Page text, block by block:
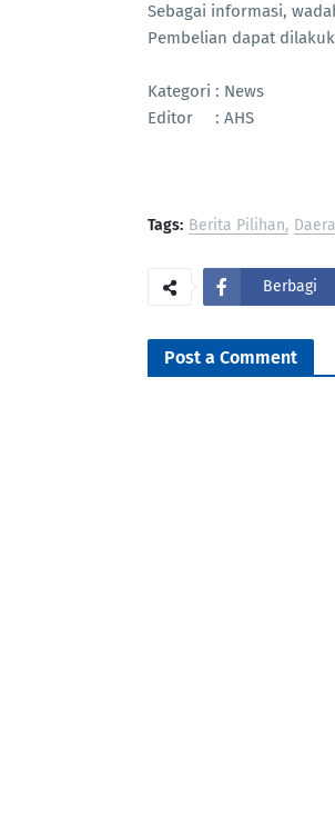
Sebagai informasi,
Pembelian dapat
Kategori : News
Editor : AHS
Tags: Berita Pilihan
Berbagi
Post a Comment